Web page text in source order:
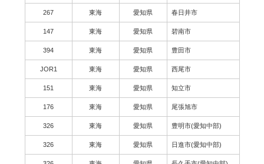
267 東海 愛知県 春日井市
147 東海 愛知県 碧南市
394 東海 愛知県 豊田市
JOR1 東海 愛知県 西尾市
151 東海 愛知県 知立市
176 東海 愛知県 尾張旭市
326 東海 愛知県 豊明市(愛知中部)
326 東海 愛知県 日進市(愛知中部)